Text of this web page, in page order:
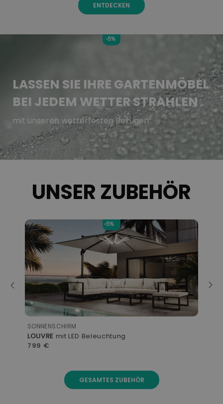
ENTDECKEN
-5%
LASSEN SIE IHRE GARTENMÖBEL
BEI JEDEM WETTER STRAHLEN
mit unseren wetterfesten Bezügen
UNSER ZUBEHÖR
-5%
LOUVRE mit LED Beleuchtung
SONNENSCHIRM
799 €
GESAMTES ZUBEHÖR
LOOKS COLLECTION